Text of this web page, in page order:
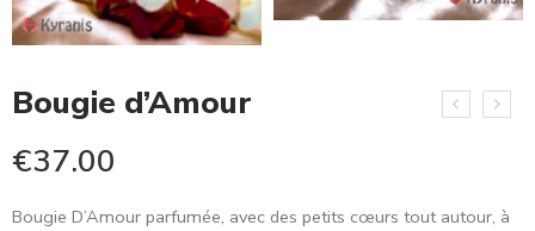
Bougie d’Amour
€37.00
Bougie D’Amour parfumée, avec des petits cœurs tout autour, à